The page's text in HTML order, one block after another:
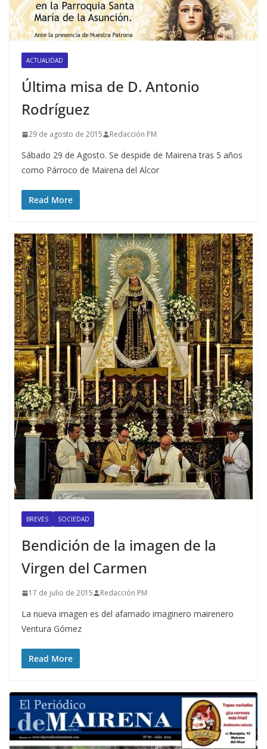
ACTUALIDAD
Última misa de D. Antonio
Rodríguez
29 de agosto de 2015 Redacción PM
Sábado 29 de Agosto. Se despide de Mairena tras 5 años
como Párroco de Mairena del Alcor
Read More
BREVES SOCIEDAD
Bendición de la imagen de la
Virgen del Carmen
17 de julio de 2015 Redacción PM
La nueva imagen es del afamado imaginero mairenero
Ventura Gómez
Read More